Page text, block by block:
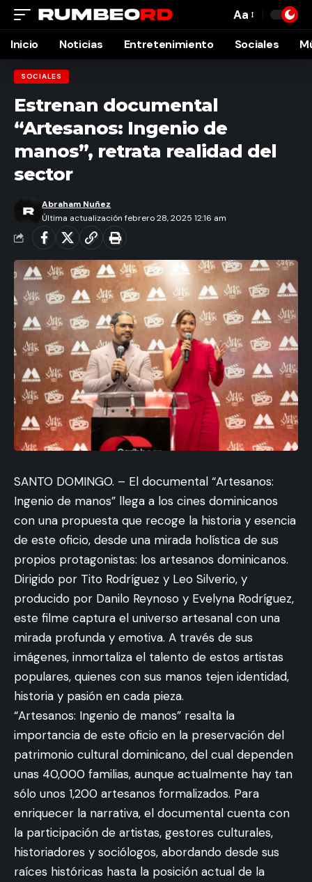
Font
Resizer
Aa
Inicio Noticias Entretenimiento Sociales
SOCIALES
Estrenan documental
“Artesanos: Ingenio de
manos”, retrata realidad del
sector
Última actualización febrero 28, 2025 12:16 am
Abraham Nuñez
SANTO DOMINGO. – El documental “Artesanos:
Ingenio de manos” llega a los cines dominicanos
con una propuesta que recoge la historia y esencia
de este oficio, desde una mirada holística de sus
propios protagonistas: los artesanos dominicanos.
Dirigido por Tito Rodríguez y Leo Silverio, y
producido por Danilo Reynoso y Evelyna Rodríguez,
este filme captura el universo artesanal con una
mirada profunda y emotiva. A través de sus
imágenes, inmortaliza el talento de estos artistas
populares, quienes con sus manos tejen identidad,
historia y pasión en cada pieza.
“Artesanos: Ingenio de manos” resalta la
importancia de este oficio en la preservación del
patrimonio cultural dominicano, del cual dependen
unas 40,000 familias, aunque actualmente hay tan
sólo unos 1,200 artesanos formalizados. Para
enriquecer la narrativa, el documental cuenta con
la participación de artistas, gestores culturales,
historiadores y sociólogos, abordando desde sus
raíces históricas hasta la posición actual de la